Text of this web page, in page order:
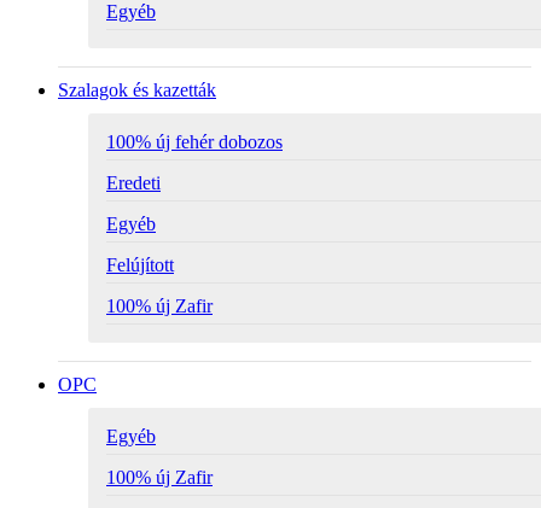
Egyéb
Szalagok és kazetták
100% új fehér dobozos
Eredeti
Egyéb
Felújított
100% új Zafir
OPC
Egyéb
100% új Zafir